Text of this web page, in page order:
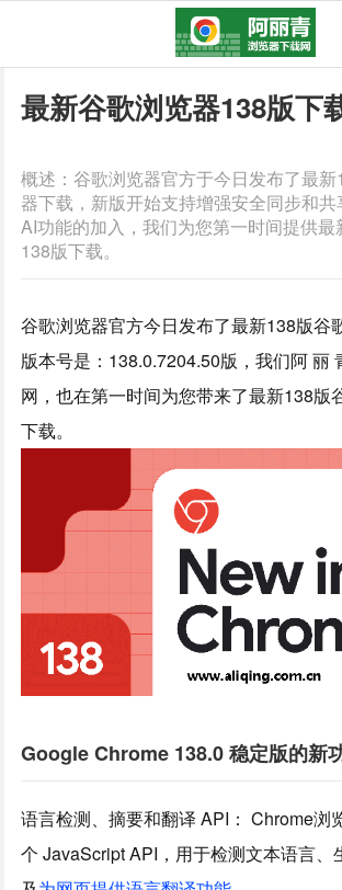
最新谷歌浏览器138版下
概述：谷歌浏览器官方于今日发布了最
器下载，新版开始支持增强安全同步和
AI功能的加入，我们为您第一时间提供最
138版下载。
谷歌浏览器官方今日发布了最新138版谷
版本号是：138.0.7204.50版，我们阿 丽
网，也在第一时间为您带来了最新138版
下载。
Google Chrome 138.0 稳定版的新
语言检测、摘要和翻译 API： Chrome浏
个 JavaScript API，用于检测文本语言、